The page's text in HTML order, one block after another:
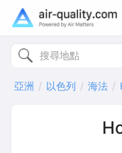
亞洲 以色列 海法